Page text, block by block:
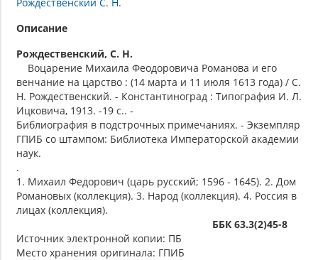
Описание
Рождественский, С. Н.
Воцарение Михаила Феодоровича Романова и его
венчание на царство : (14 марта и 11 июля 1613 года) / С.
Н. Рождественский. - Константиноград : Типография И. Л.
Ицковича, 1913. -19 с.. -
Библиография в подстрочных примечаниях. - Экземпляр
ГПИБ со штампом: Библиотека Императорской академии
наук.
.
1. Михаил Федорович (царь русский; 1596 - 1645). 2. Дом
Романовых (коллекция). 3. Народ (коллекция). 4. Россия в
лицах (коллекция).
ББК 63.3(2)45-8
Источник электронной копии: ПБ
Место хранения оригинала: ГПИБ